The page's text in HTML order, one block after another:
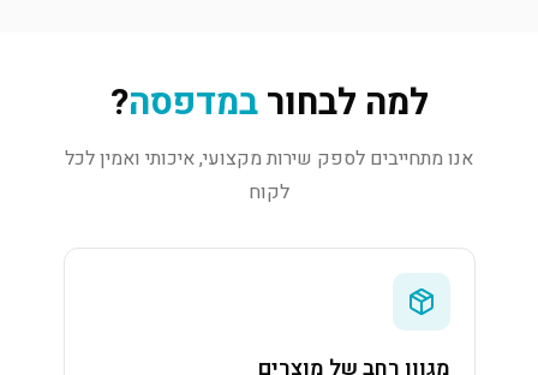
למה לבחורבמדפסה?
אנו מתחייבים לספק שירות מקצועי, איכותי ואמין לכל
לקוח
מגוון רחב של מוצרים